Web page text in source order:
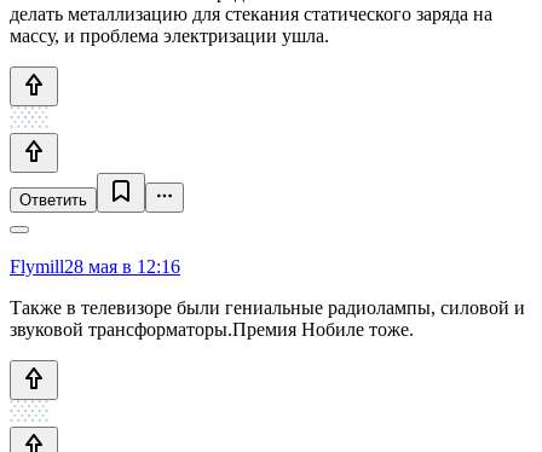
делать металлизацию для стекания статического заряда на
массу, и проблема электризации ушла.
Ответить
Flymill28 мая в 12:16
Также в телевизоре были гениальные радиолампы, силовой и
звуковой трансформаторы.Премия Нобиле тоже.